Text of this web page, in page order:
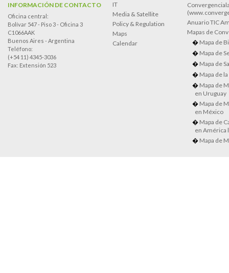
INFORMACIÓN DE CONTACTO
Oficina central:
Bolívar 547 - Piso 3 - Oficina 3
C1066AAK
Buenos Aires - Argentina
Teléfono:
(+54 11) 4345-3036
Fax: Extensión 523
IT
Media & Satellite
Policy & Regulation
Maps
Calendar
Anuario TIC
Mapas de
Mapa de
Mapa de
Mapa de
Mapa de
Mapa de
en Uruguay
Mapa de
en México
Mapa de
en América
Mapa de